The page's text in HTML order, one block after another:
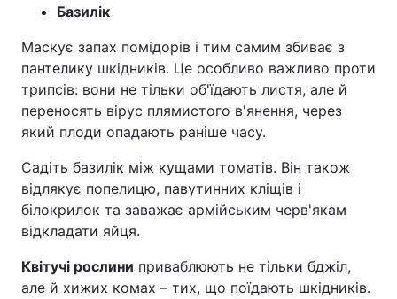
Базилік
Маскує запах помідорів і тим самим збиває з
пантелику шкідників. Це особливо важливо проти
трипсів: вони не тільки об'їдають листя, але й
переносять вірус плямистого в'янення, через
який плоди опадають раніше часу.
Садіть базилік між кущами томатів. Він також
відлякує попелицю, павутинних кліщів і
білокрилок та заважає армійським черв'якам
відкладати яйця.
Квітучі рослини приваблюють не тільки бджіл,
але й хижих комах – тих, що поїдають шкідників.